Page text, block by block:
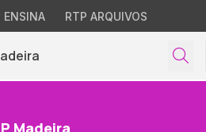
ENSINA RTP ARQUIVOS
Madeira